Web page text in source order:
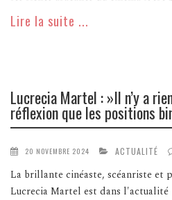
Lire la suite ...
Lucrecia Martel : »Il n’y a
réflexion que les positions
20 NOVEMBRE 2024 ACTUALITÉ
La brillante cinéaste, scéanriste et
Lucrecia Martel est dans l'actualité